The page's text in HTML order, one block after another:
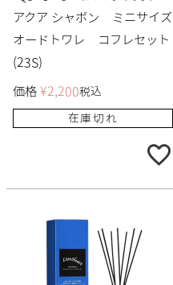
アクア シャボン ミニサイズ
オードトワレ コフレセット
(23S)
価格 ¥2,200税込
在庫切れ